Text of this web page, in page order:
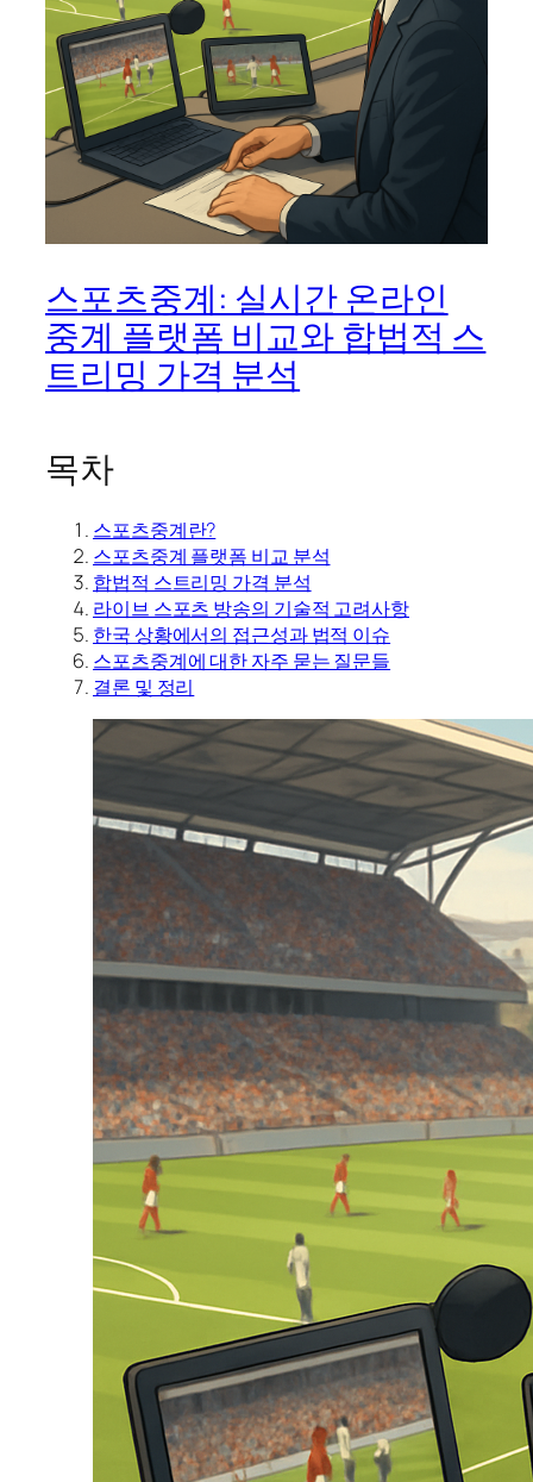
스포츠중계: 실시간 온라인
중계 플랫폼 비교와 합법적 스
트리밍 가격 분석
목차
스포츠중계란?
스포츠중계 플랫폼 비교 분석
합법적 스트리밍 가격 분석
라이브 스포츠 방송의 기술적 고려사항
한국 상황에서의 접근성과 법적 이슈
스포츠중계에 대한 자주 묻는 질문들
결론 및 정리